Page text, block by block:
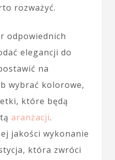
rozważyć.
odpowiednich
elegancji do
na
wybrać kolorowe,
które będą
aranżacji.
jakości wykonanie
która zwróci